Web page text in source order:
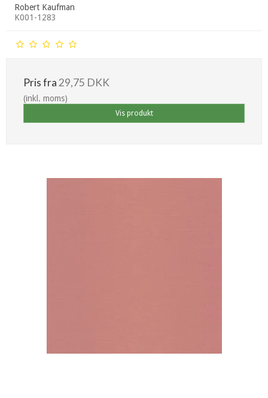
Robert Kaufman
K001-1283
Pris fra 29,75 DKK
(inkl. moms)
Vis produkt